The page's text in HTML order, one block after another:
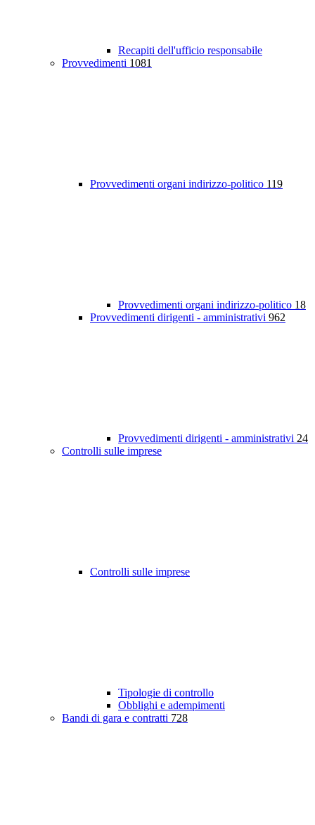
Recapiti dell'ufficio responsabile
Provvedimenti 1081
Provvedimenti organi indirizzo-politico 119
Provvedimenti organi indirizzo-politico 18
Provvedimenti dirigenti - amministrativi 962
Provvedimenti dirigenti - amministrativi 24
Controlli sulle imprese
Controlli sulle imprese
Tipologie di controllo
Obblighi e adempimenti
Bandi di gara e contratti 728